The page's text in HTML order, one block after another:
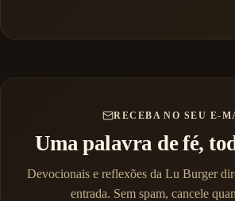
RECEBA NO SEU E-
Uma palavra de fé,
Devocionais e reflexões da Lu Burger
entrada. Sem spam, cancele